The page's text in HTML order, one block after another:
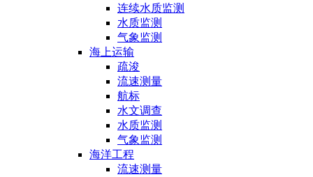
连续水质监测
水质监测
气象监测
海上运输
疏浚
流速测量
航标
水文调查
水质监测
气象监测
海洋工程
流速测量